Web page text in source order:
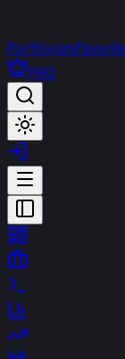
Portföyüm
PRO